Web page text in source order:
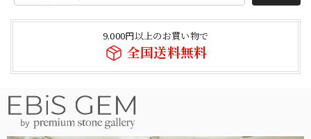
9,000円以上のお買い物で
全国送料無料